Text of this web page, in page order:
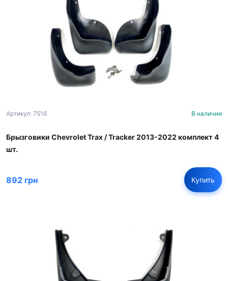
Артикул: 7516 В наличии
Брызговики Chevrolet Trax / Tracker 2013-2022 комплект 4
шт.
892 грн Купить